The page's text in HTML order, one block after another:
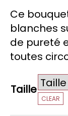
Ce
blanches
de pureté
toutes
Taille
CLEAR